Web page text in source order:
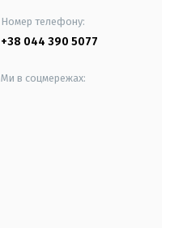
Номер телефону:
+38 044 390 5077
Ми в соцмережах: